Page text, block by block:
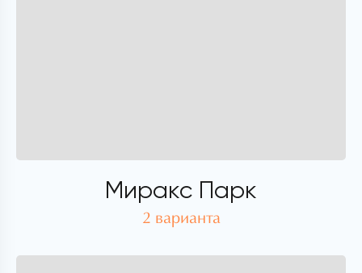
Миракс Парк
2 варианта